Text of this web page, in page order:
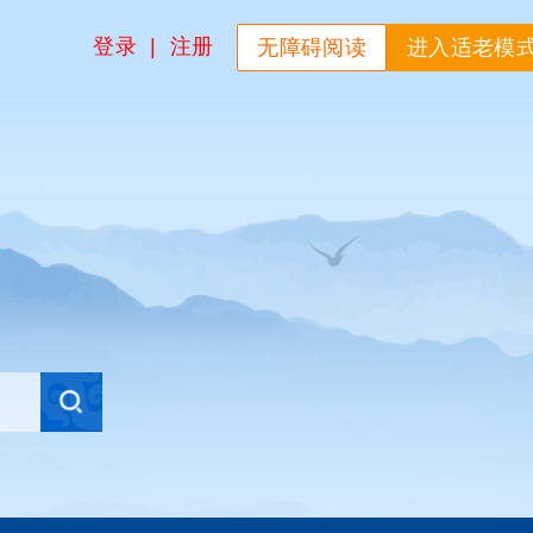
进入适老模
无障碍阅读
注册
登录